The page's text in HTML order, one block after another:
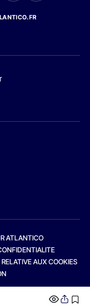
ATLANTICO
AUX COOKIES